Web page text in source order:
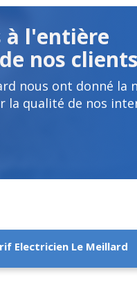
à l'entière
nos clients
nous ont donné la
la qualité de nos
Electricien Le Meillard